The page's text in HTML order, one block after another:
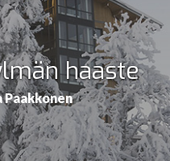
haaste
Paakkonen